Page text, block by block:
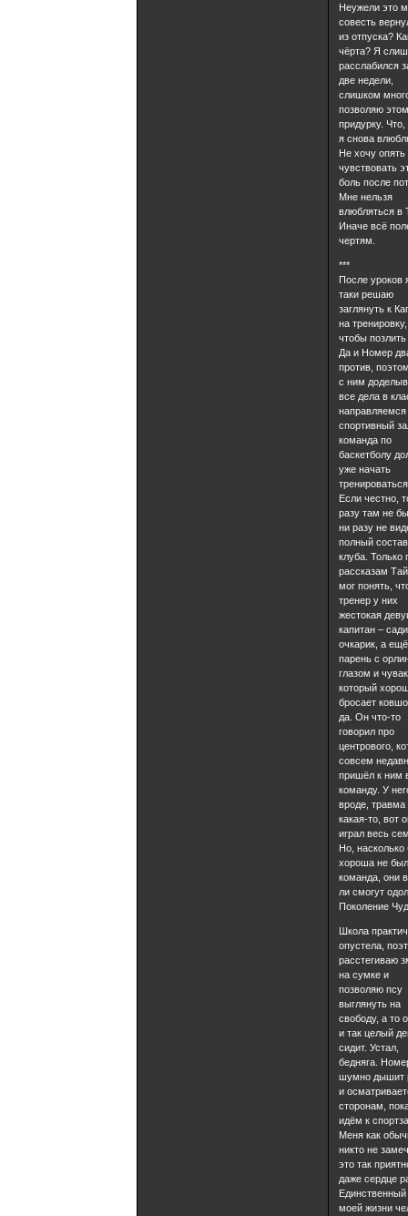
Неужели это
совесть
из отпуска?
чёрта? Я
расслабился
две недели,
слишком
позволяю
придурку. Что,
я снова
Не хочу опять
чувствовать
боль после
Мне нельзя
влюбляться в
Иначе всё
чертям.
***
После уроков
таки решаю
заглянуть к
на тренировку,
чтобы позлить
Да и Номер
против,
с ним
все дела в
направляемся
спортивный
команда по
баскетболу
уже начать
Если честно,
разу там не
ни разу не
полный состав
клуба. Только
рассказам
мог понять,
тренер у них
жестокая
капитан –
очкарик, а
парень с
глазом и
который
бросает
да. Он что-то
говорил про
центрового,
совсем
пришёл к ним
команду. У
вроде,
какая-то, вот
играл весь
Но, насколько
хороша не
команда, они
ли смогут
Поколение
Школа
опустела,
расстегиваю
на сумке и
позволяю псу
выглянуть на
свободу, а то
и так целый
сидит. Устал,
бедняга.
шумно дышит
и
сторонам,
идём к
Меня как
никто не
это так
даже сердце
Единственный
моей жизни